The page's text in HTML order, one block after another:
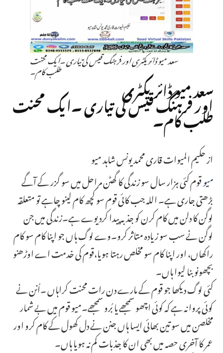
سعد میو ڈائریکٹری اور فرہنگ قیس کی تیاری ۔ایک محنت
طلب کام۔
سعد میو ڈائریکٹری
اور فرہنگ قیس کی تیاری ۔ایک محنت
طلب کام۔
از حکیم المیوات قاری محمد یونس شاہد میو
میوقوم کئی ہزار سال سو زندگی کا گھٹن مراحل میں سو گزر کے آگے
بڑھتی جاری ہے۔ اللہ جب کائی قوم سو کچھ کام لینو چاہے تو متعلقہ
لوگن کا دلن میں کام کرن کو جذبہ پیدا کردیوے ہے۔زندگی میں جن
لوگن نے سب سو زیادہ متاثر کرو۔وے لوگ ہاں جو اپنا کام سو کام
راکھاں، اور اپنا کام سو مخلص رہتا ہویا،قوم کی خدمت اے اوڑھنو
بچھونو بنا لیوا ہاں۔
کئی لوگ دیکھا جو قوم کے مارے دن رات محنت کراہاں ۔اُنن نے
کوئی پروا نہ ہے کہ کوئی اچھو سمجھے یا بُرو سمجھے۔میو قوم میں بے شمار
مخلصن میں سو تین بھائی ایسا ہاں جنن نے دل کھول کے کام کرو اور
عمر کا آخری حصہ میں بھی ان کا جذبات کم نہ ہویا ہاں۔